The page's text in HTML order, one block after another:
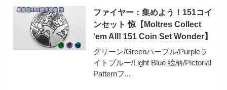
ファイヤー：集めよう！151コイ
ンセット 惊【Moltres Collect
‘em All! 151 Coin Set Wonder】
グリーン/Greenパープル/Purpleラ
イトブルー/Light Blue 絵柄/Pictorial
Patternフ...